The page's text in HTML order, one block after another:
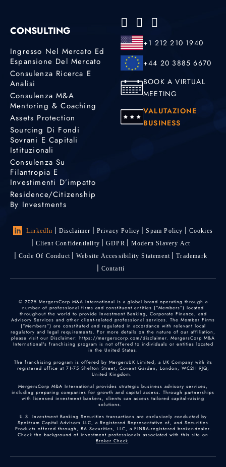
CONSULTING
Ingresso Nel Mercato Ed
Espansione Del Mercato
Consulenza Ricerca E
Analisi
Consulenza M&A
Mentoring & Coaching
Assets Protection
Sourcing Di Fondi
Sovrani E Capitali
Istituzionali
Consulenza Su
Filantropia E
Investimenti D’impatto
Residence/Citizenship
By Investments
+1 212 210 1940
+44 20 3885 6670
BOOK A VIRTUAL
MEETING
VALUTAZIONE
BUSINESS
LinkedIn Disclaimer Privacy Policy Spam Policy
Cookies
Client Confidentiality
GDPR
Modern Slavery Act
Code Of Conduct
Website Accessibility Statement
Trademark
Contatti
© 2025 MergersCorp M&A International is a global brand operating through a
number of professional firms and constituent entities (“Members”) located
throughout the world to provide Investment Banking, Corporate Finance, and
Advisory Services and other client-related professional services. The Member Firms
(“Members”) are constituted and regulated in accordance with relevant local
regulatory and legal requirements. For more details on the nature of our affiliation,
please visit our Disclaimer: https://mergerscorp.com/disclaimer. MergersCorp M&A
International's franchising program is not offered to individuals or entities located
in the United States.
The franchising program is offered by MergersUK Limited, a UK Company with its
registered office at 71-75 Shelton Street, Covent Garden, London, WC2H 9JQ,
United Kingdom.
MergersCorp M&A International provides strategic business advisory services,
including preparing companies for growth and capital access. Through partnerships
with licensed investment bankers, clients can access tailored capital-raising
solutions.
U.S. Investment Banking Securities transactions are exclusively conducted by
Spektrum Capital Advisors LLC, a Registered Representative of, and Securities
Products offered through, BA Securities, LLC, a FINRA-registered broker-dealer.
Check the background of investment professionals associated with this site on
Broker Check.